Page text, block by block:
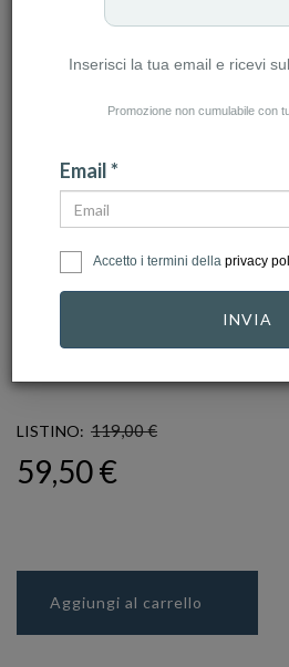
click to
ARMANI
LISTINO: 119,00 €
59,50 €
Aggiungi al carrello
Inserisci la tua email e ricevi
Promozione non cumulabile con
Email *
Accetto i termini della privacy
INVIA